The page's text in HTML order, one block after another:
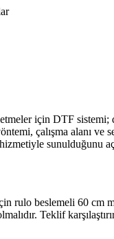
için DTF
çalışma alanı
sunulduğunu
beslemeli 60 cm
Teklif